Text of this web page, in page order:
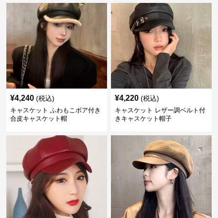
¥4,240 (税込)
キャスケット ふわもこボア付き
合皮キャスケット帽
¥4,220 (税込)
キャスケット レザー調ベルト付
きキャスケット帽子